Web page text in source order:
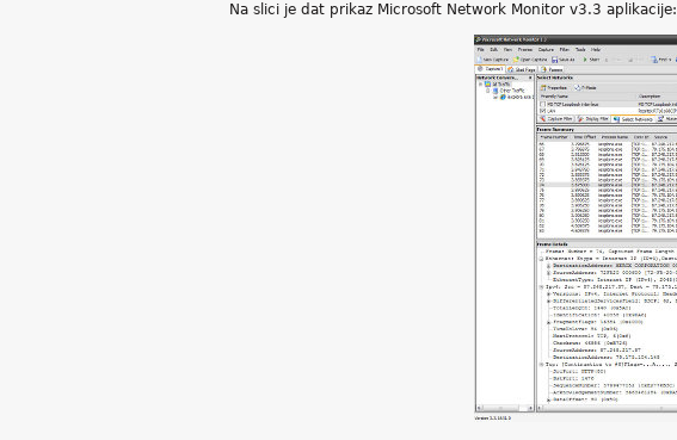
Na slici je dat prikaz Microsoft Network Monitor v3.3 aplikacije: